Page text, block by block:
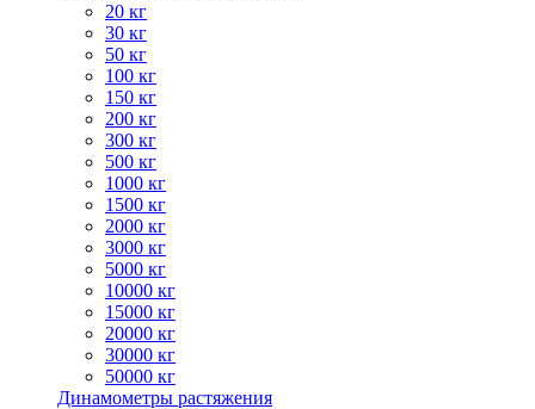
20 кг
30 кг
50 кг
100 кг
150 кг
200 кг
300 кг
500 кг
1000 кг
1500 кг
2000 кг
3000 кг
5000 кг
10000 кг
15000 кг
20000 кг
30000 кг
50000 кг
Динамометры растяжения